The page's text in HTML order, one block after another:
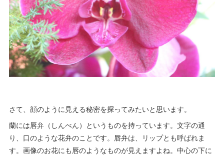
さて、顔のように見える秘密を探ってみたいと思います。
蘭には唇弁（しんべん）というものを持っています。文字の通
り、口のような花弁のことです。唇弁は、リップとも呼ばれま
す。画像のお花にも唇のようなものが見えますよね。中心の下に